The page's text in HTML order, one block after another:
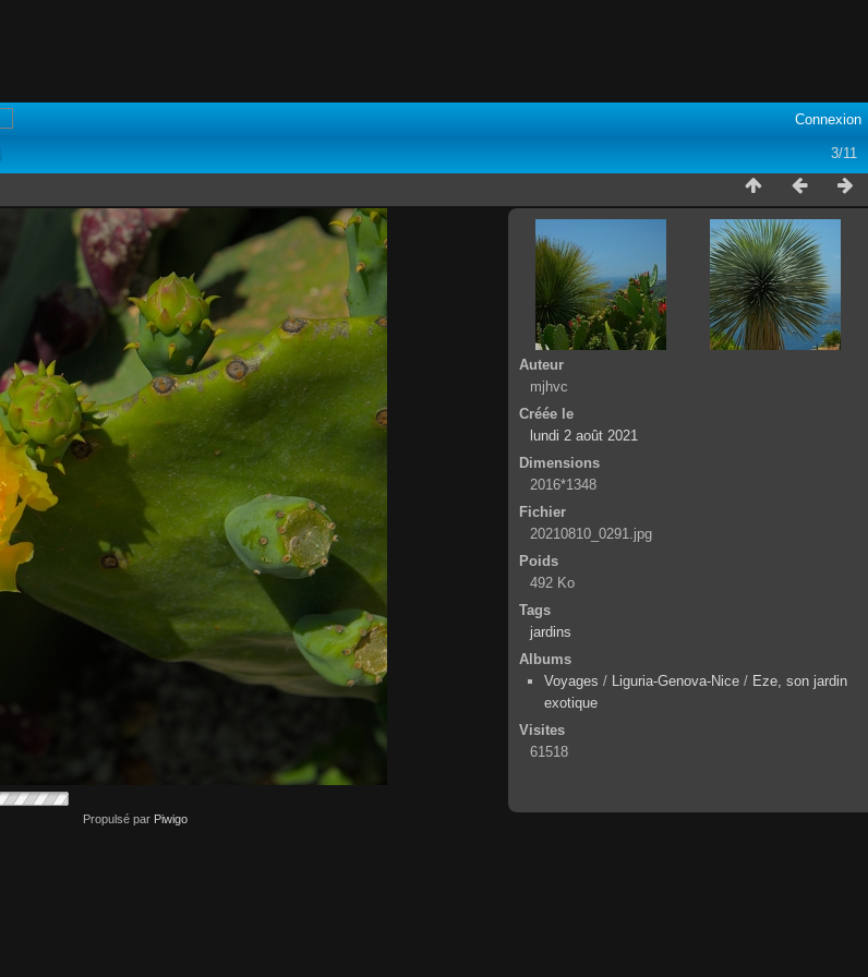
Connexion
3/11
Auteur
mjhvc
Créée le
lundi 2 août 2021
Dimensions
2016*1348
Fichier
20210810_0291.jpg
Poids
492 Ko
Tags
jardins
Albums
Voyages / Liguria-Genova-Nice / Eze, son jardin
exotique
Visites
61518
Propulsé par Piwigo